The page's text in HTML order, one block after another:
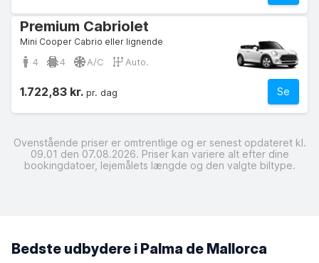
Premium Cabriolet
Mini Cooper Cabrio eller lignende
4 4 A/C Auto.
Se
1.722,83 kr. pr. dag
Ovenstående priser er omtrentlige og er senest opdateret kl.
09.01 den 07.08.2026. Priser kan variere alt efter dine
bookingdatoer, lejemålets længde og den valgte biltype.
Bedste udbydere i Palma de Mallorca